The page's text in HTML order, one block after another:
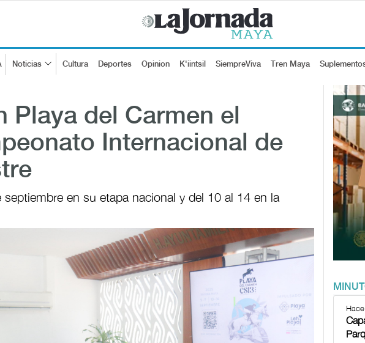
Noticias Cultura Deportes Opinion K'iintsil SiempreViva Tren Maya
Playa del Carmen el
Internacional de
septiembre en su etapa nacional y del 10 al 14 en la